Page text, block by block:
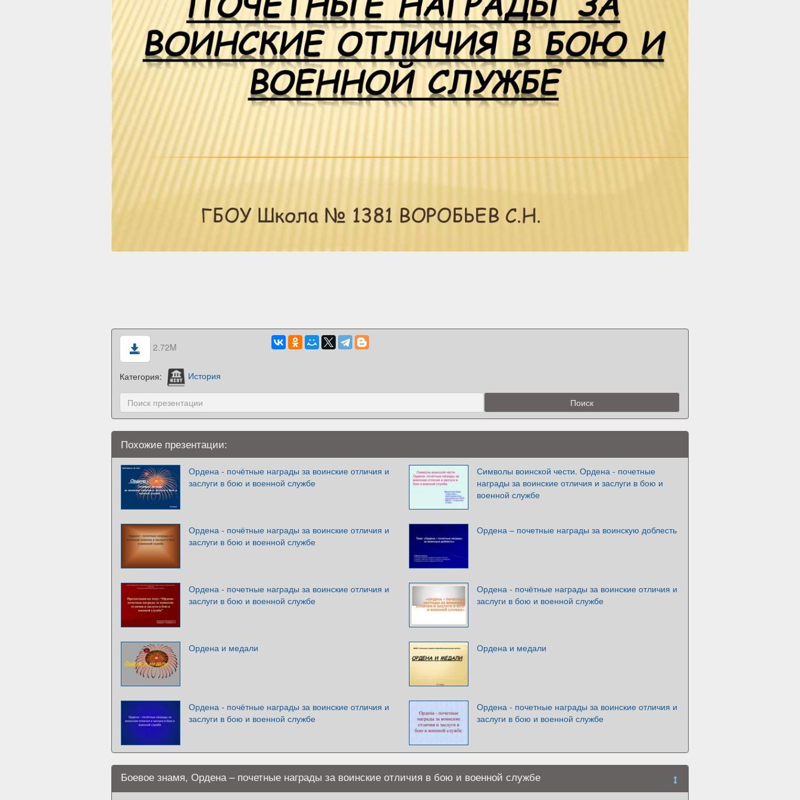
2.72M
Категория: История
Похожие презентации:
Ордена - почётные награды за воинские отличия и
заслуги в бою и военной службе
Символы воинской чести. Ордена - почетные
награды за воинские отличия и заслуги в бою и
военной службе
Ордена - почётные награды за воинские отличия и
заслуги в бою и военной службе
Ордена – почетные награды за воинскую доблесть
Ордена - почетные награды за воинские отличия и
заслуги в бою и военной службе
Ордена - почётные награды за воинские отличия и
заслуги в бою и военной службе
Ордена и медали Ордена и медали
Ордена - почётные награды за воинские отличия и
заслуги в бою и военной службе
Ордена - почетные награды за воинские отличия и
заслуги в бою и военной службе
Боевое знамя, Ордена – почетные награды за воинские отличия в бою и военной службе